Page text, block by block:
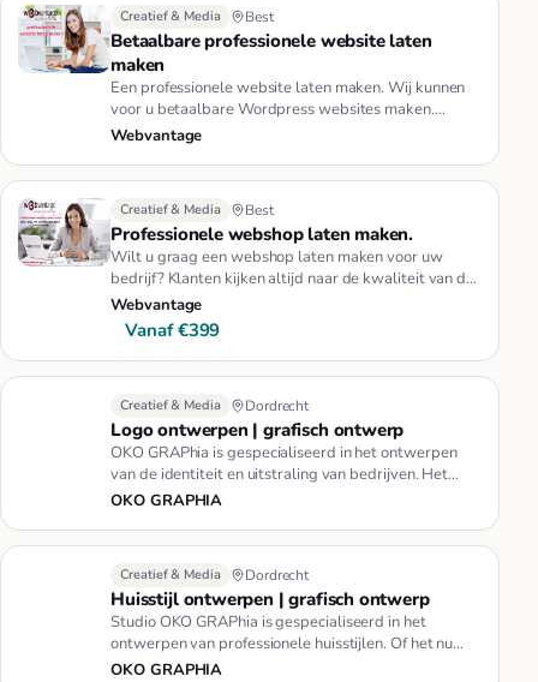
Creatief & Media Best
Betaalbare professionele website laten
maken
Een professionele website laten maken. Wij kunnen
voor u betaalbare Wordpress websites maken.
www.webvantage.nl voor bed…
Webvantage
Creatief & Media Best
Professionele webshop laten maken.
Wilt u graag een webshop laten maken voor uw
bedrijf? Klanten kijken altijd naar de kwaliteit van de
grafisch ontwerpen …
Webvantage
Vanaf €399
Creatief & Media Dordrecht
Logo ontwerpen | grafisch ontwerp
OKO GRAPhia is gespecialiseerd in het ontwerpen
van de identiteit en uitstraling van bedrijven. Het
logo ontwerp speelt …
OKO GRAPHIA
Creatief & Media Dordrecht
Huisstijl ontwerpen | grafisch ontwerp
Studio OKO GRAPhia is gespecialiseerd in het
ontwerpen van professionele huisstijlen. Of het nu
gaat om een complexe bed…
OKO GRAPHIA